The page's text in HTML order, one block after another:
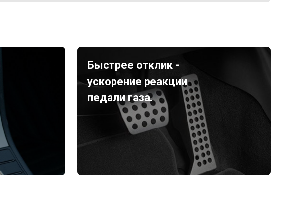
Быстрее отклик -
ускорение реакции
педали газа.